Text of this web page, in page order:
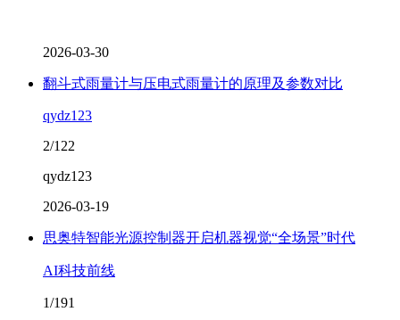
2026-03-30
翻斗式雨量计与压电式雨量计的原理及参数对比
qydz123
2/122
qydz123
2026-03-19
思奥特智能光源控制器开启机器视觉“全场景”时代
AI科技前线
1/191